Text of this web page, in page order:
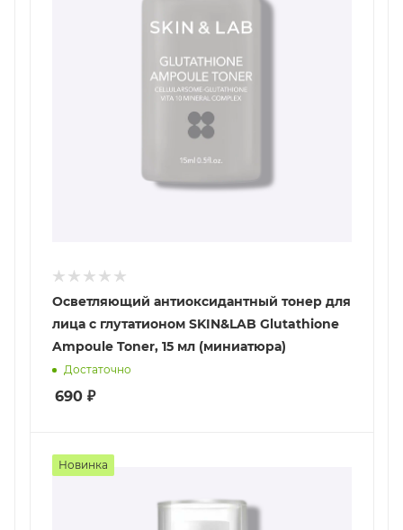
Осветляющий антиоксидантный тонер для
лица с глутатионом SKIN&LAB Glutathione
Ampoule Toner, 15 мл (миниатюра)
Достаточно
690 ₽
Новинка